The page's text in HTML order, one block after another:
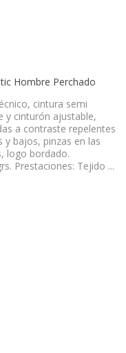
Hombre Perchado
cintura semi
y cinturón ajustable,
a contraste repelentes
y bajos, pinzas en las
logo bordado.
Prestaciones: Tejido ...